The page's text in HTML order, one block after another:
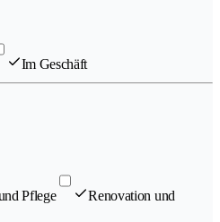
Im Geschäft
Pflege Renovation und